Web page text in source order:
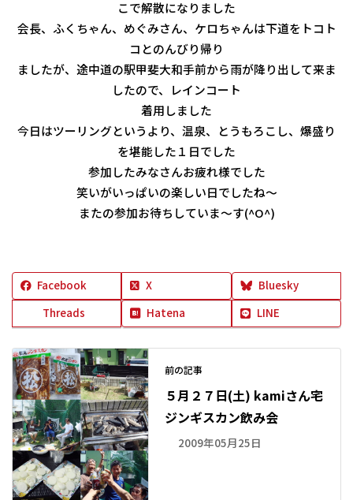
こで解散になりました
会長、ふくちゃん、めぐみさん、ケロちゃんは下道をトコト
コとのんびり帰り
ましたが、途中道の駅甲斐大和手前から雨が降り出して来ま
したので、レインコート
着用しました
今日はツーリングというより、温泉、とうもろこし、爆盛り
を堪能した１日でした
参加したみなさんお疲れ様でした
笑いがいっぱいの楽しい日でしたね～
またの参加お待ちしていま～す(^O^)
Facebook X
Bluesky
Threads
Hatena LINE
前の記事
５月２７日(土) kamiさん宅
ジンギスカン飲み会
2009年05月25日